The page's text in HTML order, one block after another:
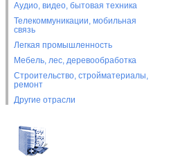
Аудио, видео, бытовая техника
Телекоммуникации, мобильная
связь
Легкая промышленность
Мебель, лес, деревообработка
Строительство, стройматериалы,
ремонт
Другие отрасли